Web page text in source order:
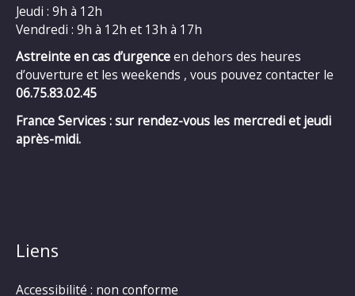
Jeudi : 9h à 12h
Vendredi : 9h à 12h et 13h à 17h
Astreinte en cas d’urgenceen dehors des heures
d’ouverture et les weekends , vous pouvez contacter le
06.75.83.02.45
France Services : sur rendez-vous les mercredi et jeudi
après-midi.
Liens
Accessibilité : non conforme